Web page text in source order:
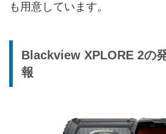
も用意しています。
Blackview XPLORE 2の
報